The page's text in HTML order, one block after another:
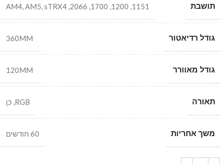
תושבת 1151
,
1200
,
1700
,
2066
,
AM4,AM5,sTRX4
גודל רדיאטור 360MM
גודל מאוורר 120MM
תאורה RGB
, כן
משך אחריות 60 חודשים